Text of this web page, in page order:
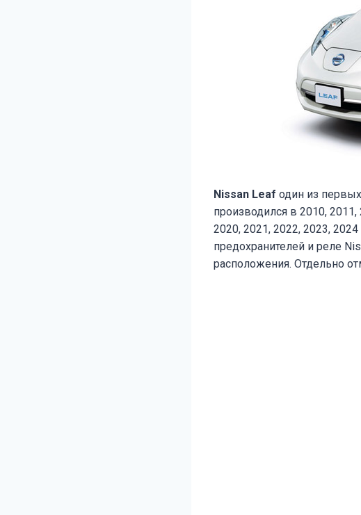
Nissan Leaf один из
производился в 2010,
2020, 2021, 2022, 2023,
предохранителей и реле
расположения. Отдельно